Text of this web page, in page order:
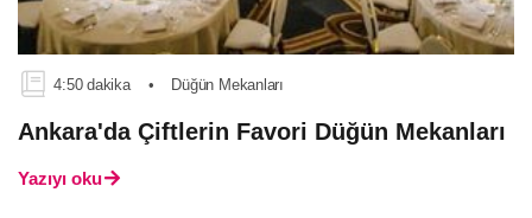
4:50 dakika • Düğün Mekanları
Ankara'da Çiftlerin Favori Düğün Mekanları
Yazıyı oku